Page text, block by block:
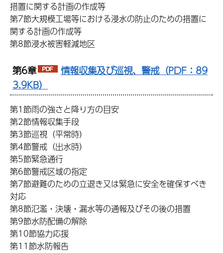
措置に関する計画の作成等
第7節大規模工場等における浸水の防止のための措置に
関する計画の作成等
第8節浸水被害軽減地区
第6章
情報収集及び巡視、警戒（PDF：89
3.9KB）
第1節雨の強さと降り方の目安
第2節情報収集手段
第3節巡視（平常時）
第4節警戒（出水時）
第5節緊急通行
第6節警戒区域の指定
第7節避難のための立退き又は緊急に安全を確保すべき
対応
第8節氾濫・決壊・漏水等の通報及びその後の措置
第9節水防配備の解除
第10節協力応援
第11節水防報告